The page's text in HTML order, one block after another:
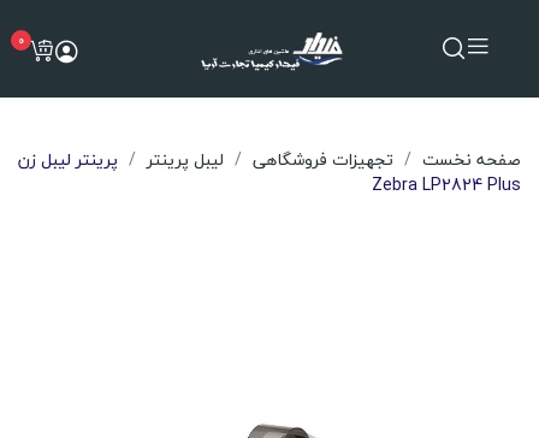
0
صفحه نخست تجهیزات فروشگاهی لیبل پرینتر
پرینتر لیبل زن
Zebra LP2824 Plus